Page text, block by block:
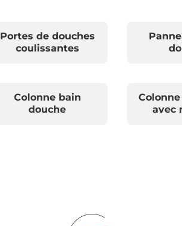
Portes de douches
coulissantes
Colonne bain
douche
avec